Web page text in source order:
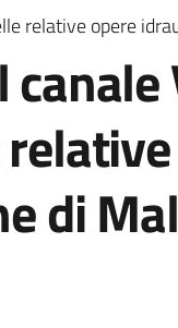
relative opere
di